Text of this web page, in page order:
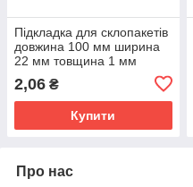
Підкладка для склопакетів
довжина 100 мм ширина
22 мм товщина 1 мм
2,06 ₴
Купити
Про нас